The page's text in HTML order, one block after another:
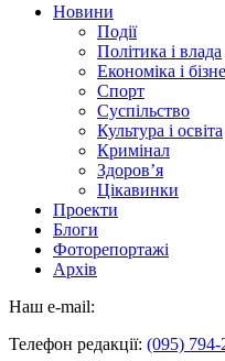
Новини
Події
Політика і влада
Економіка і
Спорт
Суспільство
Культура і освіта
Кримінал
Здоров’я
Цікавинки
Проекти
Блоги
Фоторепортажі
Архів
Наш e-mail:
Телефон редакції: (095) 794-